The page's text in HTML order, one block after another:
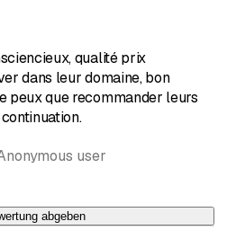
qualité prix
dans leur domaine, bon
peux que recommander leurs
user
abgeben